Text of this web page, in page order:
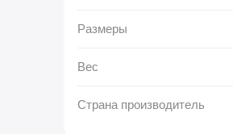
Размеры
Вес
Страна производитель